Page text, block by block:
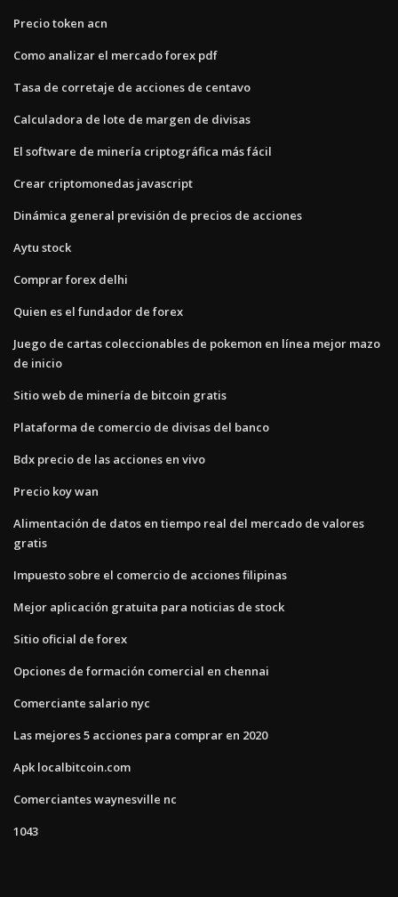
Precio token acn
Como analizar el mercado forex pdf
Tasa de corretaje de acciones de centavo
Calculadora de lote de margen de divisas
El software de minería criptográfica más fácil
Crear criptomonedas javascript
Dinámica general previsión de precios de acciones
Aytu stock
Comprar forex delhi
Quien es el fundador de forex
Juego de cartas coleccionables de pokemon en línea mejor mazo
de inicio
Sitio web de minería de bitcoin gratis
Plataforma de comercio de divisas del banco
Bdx precio de las acciones en vivo
Precio koy wan
Alimentación de datos en tiempo real del mercado de valores
gratis
Impuesto sobre el comercio de acciones filipinas
Mejor aplicación gratuita para noticias de stock
Sitio oficial de forex
Opciones de formación comercial en chennai
Comerciante salario nyc
Las mejores 5 acciones para comprar en 2020
Apk localbitcoin.com
Comerciantes waynesville nc
1043